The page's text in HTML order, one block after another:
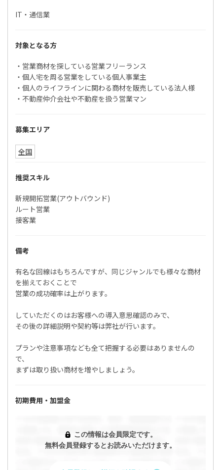
「「ぷらら光」の代理店、営業募集になりま
す。フレッツ光から乗り換えの提案に！」の条
今すぐ問い合わせる
IT・通信業
対象となる方
・営業商材を探している営業フリーランス
・個人宅を周る営業をしている個人事業主
・個人のライフラインに関わる商材を販売している法人様
・不動産仲介会社や不動産を扱う営業マン
募集エリア
全国
推奨スキル
新規開拓営業(アウトバウンド)
ルート営業
接客業
備考
有名な回線はもちろんですが、同じジャンルでも様々な商材
を揃えておくことで
営業の成功確率は上がります。
していただくのはお客様への導入意思確認のみで、
その後の詳細説明や契約等は弊社が行います。
プランや注意事項なども全て把握する必要はありませんの
で、
まずは取り扱い商材を増やしましょう。
初期費用・加盟金
この情報は会員限定です。
無料会員登録するとお読みいただけます。